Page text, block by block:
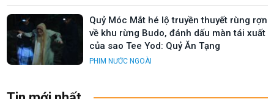
Quỷ Móc Mắt hé lộ truyền thuyết rùng rợn
về khu rừng Budo, đánh dấu màn tái xuất
của sao Tee Yod: Quỷ Ăn Tạng
PHIM NƯỚC NGOÀI